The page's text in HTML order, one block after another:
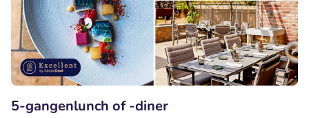
5-gangenlunch of -diner